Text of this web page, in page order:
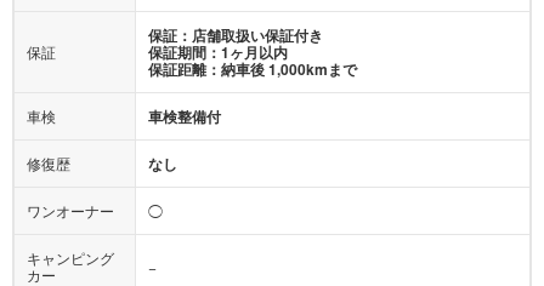
保証
保証：店舗取扱い保証付き
保証期間：1ヶ月以内
保証距離：納車後 1,000kmまで
車検 車検整備付
修復歴 なし
ワンオーナー ◯
キャンピング
カー
−